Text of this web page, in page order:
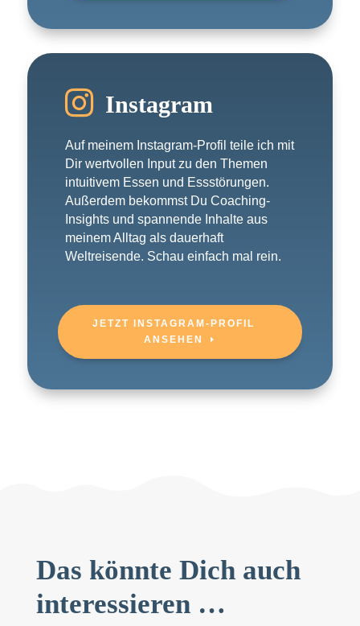
 Instagram
Auf meinem Instagram-Profil teile ich mit
Dir wertvollen Input zu den Themen
intuitivem Essen und Essstörungen.
Außerdem bekommst Du Coaching-
Insights und spannende Inhalte aus
meinem Alltag als dauerhaft
Weltreisende. Schau einfach mal rein.
JETZT INSTAGRAM-PROFIL
ANSEHEN
Das könnte Dich auch
interessieren …